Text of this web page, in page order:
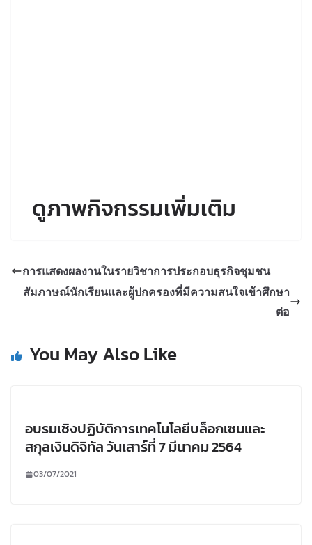
ดูภาพกิจกรรมเพิ่มเติม
การแสดงผลงานในรายวิชาการประกอบธุรกิจชุมชน
สัมภาษณ์นักเรียนและผู้ปกครองที่มีความสนใจเข้าศึกษา
ต่อ
You May Also Like
อบรมเชิงปฏิบัติการเทคโนโลยีบล็อกเซนและ
สกุลเงินดิจิทัล วันเสาร์ที่ 7 มีนาคม 2564
03/07/2021